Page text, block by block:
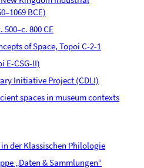
BCE)
800 CE
of Space, Topoi C-2-1
E-CSG-II)
Initiative Project (CDLI)
spaces in museum contexts
der Klassischen Philologie
„Daten & Sammlungen“